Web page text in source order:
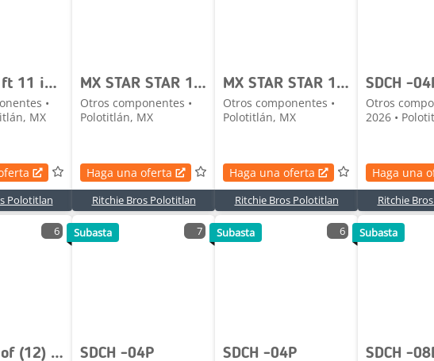
SDLMT 6 ft 11 in x 6 ft 3 in 1 Person Skid-Mounted
•
MX
Polotitlan
MX STAR STAR 12 ton Rampa Movil de Carga / Ramp (Unus
Otros componentes •
Polotitlán, MX
Haga una oferta
Ritchie Bros Polotitlan
MX STAR STAR 12 ton Rampa Movil de Carga / Ramp (Unus
Otros componentes •
Polotitlán, MX
Haga una oferta
Ritchie Bros Polotitlan
SDCH -
Otros
2026 •
Haga una
Ritchie
6
Quantity of (12) SDCH SDCH-08OF Excavator Oil Fil
7
SDCH -04P
Subasta 6
SDCH -04P
Subasta Subasta